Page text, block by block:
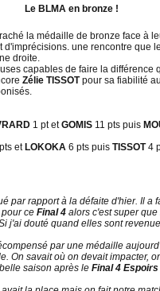
Le BLMA en bronze !
la médaille de bronze face à
une rencontre que
droite.
capables de faire la différence
Zélie TISSOTpour sa fiabilité
1 pt etGOMIS 11 pts puis
et LOKOKA 6 pts puis TISSOT4
par rapport à la défaite d'hier. Il
ce Final 4 alors c'est super
j'ai douté quand elles sont
par une médaille
savait où on devait impacter,
saison après le Final 4 Espoirs